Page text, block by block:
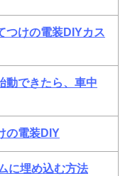
つけの電装DIYカス
動できたら、車中
の電装DIY
に埋め込む方法